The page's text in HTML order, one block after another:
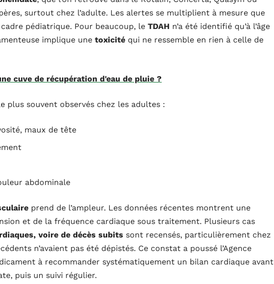
surtout chez l’adulte. Les alertes se multiplient à mesure que
pédiatrique. Pour beaucoup, le TDAH n’a été identifié qu’à l’âge
implique une toxicité qui ne ressemble en rien à celle de
cuve de récupération d'eau de pluie ?
plus souvent observés chez les adultes :
maux de tête
abdominale
prend de l’ampleur. Les données récentes montrent une
et de la fréquence cardiaque sous traitement. Plusieurs cas
voire de décès subits sont recensés, particulièrement chez
n’avaient pas été dépistés. Ce constat a poussé l’Agence
à recommander systématiquement un bilan cardiaque avant
puis un suivi régulier.